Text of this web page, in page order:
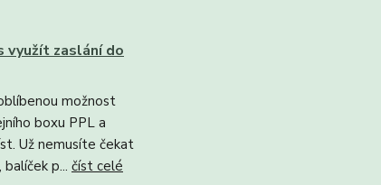
využít zaslání do
možnost
boxu PPL a
Už nemusíte čekat
p... číst celé